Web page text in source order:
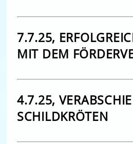
7.7.25,
MIT DEM
4.7.25,
SCHILDKRÖTEN